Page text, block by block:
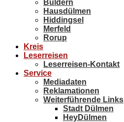
Buldern
Hausdülmen
Hiddingsel
Merfeld
Rorup
Kreis
Leserreisen
Leserreisen-Kontakt
Service
Mediadaten
Reklamationen
Weiterführende Links
Stadt Dülmen
HeyDülmen